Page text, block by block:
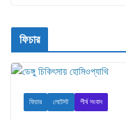
ফিচার
ফিচার লেটেস্ট শীর্ষ সংবাদ